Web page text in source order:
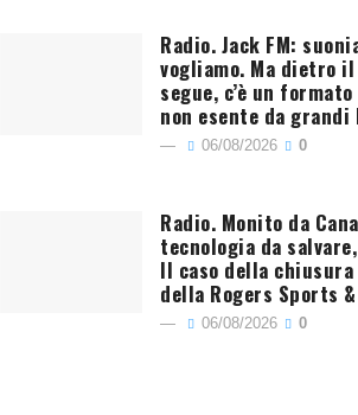
Radio. Jack FM:
vogliamo. Ma dietro
segue, c’è un
non esente da
06/08/2026 0
Radio. Monito da
tecnologia da
Il caso della
della Rogers Sports
06/08/2026 0